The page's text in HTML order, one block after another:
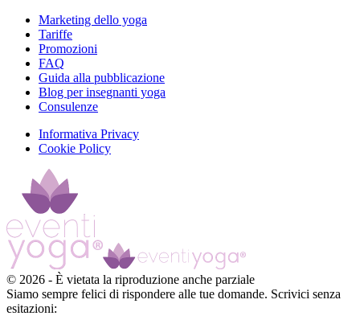
Marketing dello yoga
Tariffe
Promozioni
FAQ
Guida alla pubblicazione
Blog per insegnanti yoga
Consulenze
Informativa Privacy
Cookie Policy
© 2026 - È vietata la riproduzione anche parziale
Siamo sempre felici di rispondere alle tue domande. Scrivici senza
esitazioni: